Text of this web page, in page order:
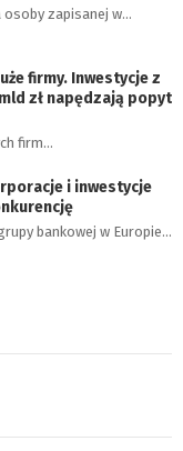
zapisanej w…
firmy. Inwestycje z
zł napędzają popyt
firm…
i inwestycje
bankowej w Europie…